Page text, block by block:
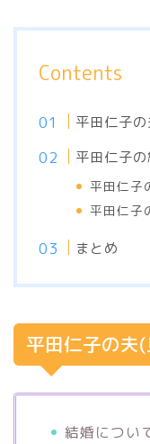
Contents
平田仁子
平田仁子
平田仁子
平田仁子
まとめ
平田仁子の夫
結婚につい